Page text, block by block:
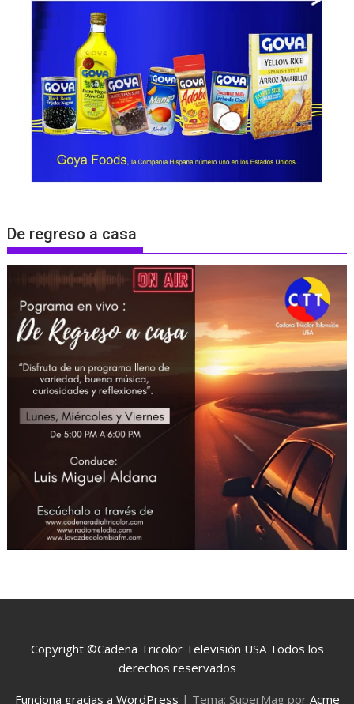
De regreso a casa
Copyright ©Cadena Tricolor Televisión USA Todos los
derechos reservados
Funciona gracias a WordPress | Tema: SuperMag por Acme